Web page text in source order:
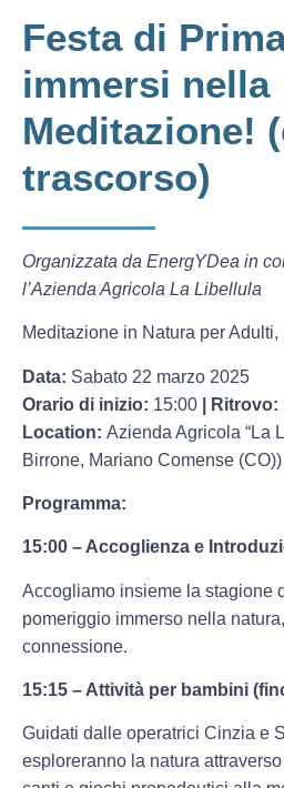
Festa di
immersi nella
Meditazione!
trascorso)
Organizzata da EnergYDea in
l’Azienda Agricola La Libellula
Meditazione in Natura per
Data: Sabato 22 marzo 2025
Orario di inizio: 15:00 | Ritrovo:
Location: Azienda Agricola “La
Birrone, Mariano Comense (CO))
Programma:
15:00 – Accoglienza e
Accogliamo insieme la stagione
pomeriggio immerso nella
connessione.
15:15 – Attività per bambini
Guidati dalle operatrici Cinzia e
esploreranno la natura